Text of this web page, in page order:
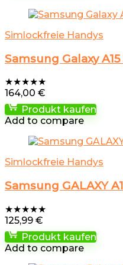
Simlockfreie Handys
Samsung Galaxy
★★★★★
164,00 €
Produkt kaufen
Add to compare
Simlockfreie Handys
Samsung GALAXY
★★★★★
125,99 €
Produkt kaufen
Add to compare